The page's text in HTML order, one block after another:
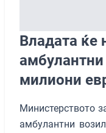
Владата ќе
милиони
Министерството
амбулантни